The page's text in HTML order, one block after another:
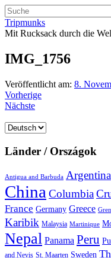
Tripmunks
Mit Rucksack durch die
IMG_1756
Veröffentlicht am: 8.
Vorherige
Nächste
Sprache
Länder / Országok
Antigua and Barbuda Argentina
China Columbia
France Germany Greece
Karibik Malaysia Martinique
Nepal Panama Peru
and Nevis St. Maarten Sweden